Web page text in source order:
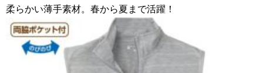
柔らかい薄手素材。春から夏まで活躍！